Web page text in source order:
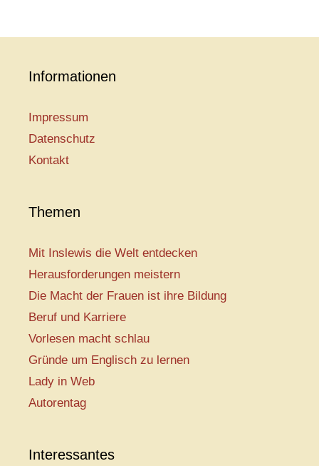
Informationen
Impressum
Datenschutz
Kontakt
Themen
Mit Inslewis die Welt entdecken
Herausforderungen meistern
Die Macht der Frauen ist ihre Bildung
Beruf und Karriere
Vorlesen macht schlau
Gründe um Englisch zu lernen
Lady in Web
Autorentag
Interessantes